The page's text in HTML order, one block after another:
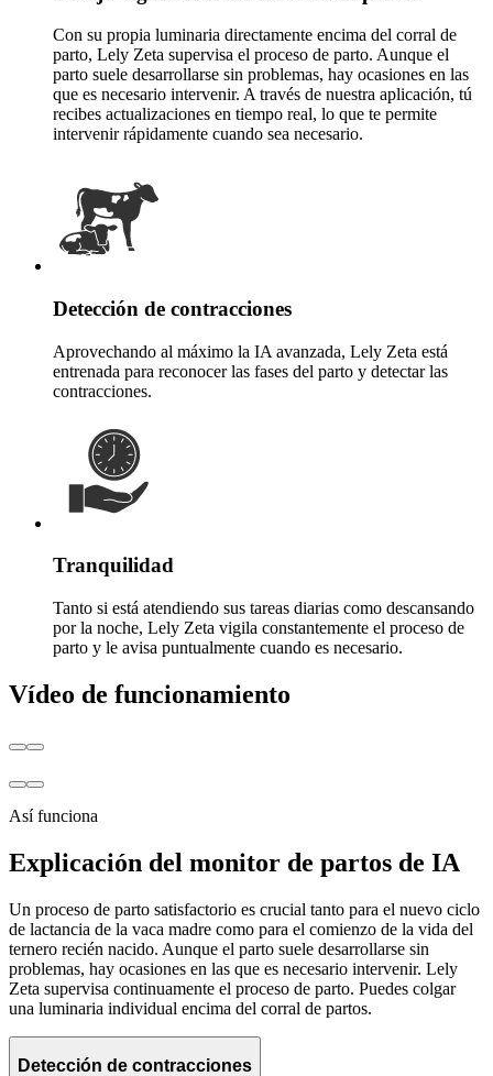
Con su propia luminaria directamente encima del corral de
parto, Lely Zeta supervisa el proceso de parto. Aunque el
parto suele desarrollarse sin problemas, hay ocasiones en las
que es necesario intervenir. A través de nuestra aplicación, tú
recibes actualizaciones en tiempo real, lo que te permite
intervenir rápidamente cuando sea necesario.
Detección de contracciones
Aprovechando al máximo la IA avanzada, Lely Zeta está
entrenada para reconocer las fases del parto y detectar las
contracciones.
Tranquilidad
Tanto si está atendiendo sus tareas diarias como descansando
por la noche, Lely Zeta vigila constantemente el proceso de
parto y le avisa puntualmente cuando es necesario.
Vídeo de funcionamiento
Así funciona
Explicación del monitor de partos de IA
Un proceso de parto satisfactorio es crucial tanto para el nuevo ciclo
de lactancia de la vaca madre como para el comienzo de la vida del
ternero recién nacido. Aunque el parto suele desarrollarse sin
problemas, hay ocasiones en las que es necesario intervenir. Lely
Zeta supervisa continuamente el proceso de parto. Puedes colgar
una luminaria individual encima del corral de partos.
Detección de contracciones